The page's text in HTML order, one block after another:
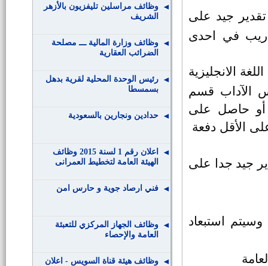
جيد على
في احدى
الانجليزية
الآداب قسم
أو حاصل على
الأقل دفعة
جيد جدا على
استبعاد
وظائف مراسلين تليفزيون بالأزهر
الشريف
وظائف وزارة المالية ـــ مصلحة
الضرائب العقارية
رئيس الوحدة المحلية لقرية بدهل
بسمسطا
حدادين ونجارين بالسعودية
اعلان رقم 1 لسنة 2015 وظائف
الهيئة العامة لتخطيط العمرانى
فني ارصاد جوية و حارس امن
وظائف الجهاز المركزي للتعبئة
العامة والإحصاء
وظائف هيئة قناة السويس - اعلان